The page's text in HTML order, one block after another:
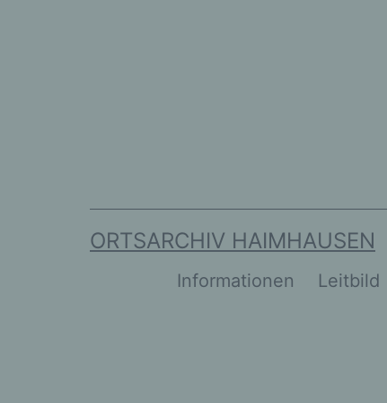
ORTSARCHIV HAIMHAUSEN
Informationen Leitbild